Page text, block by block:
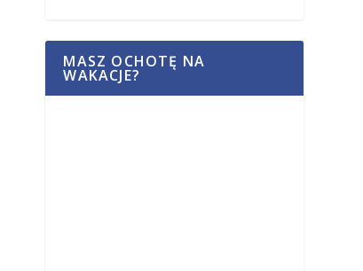
MASZ OCHOTĘ NA
WAKACJE?